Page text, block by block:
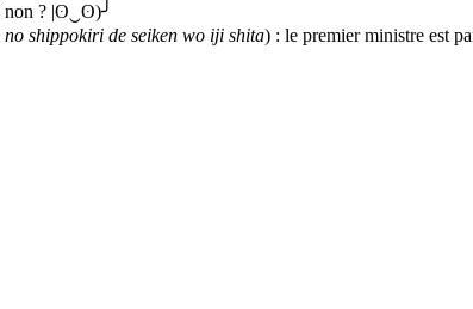
non ? |ʘ‿ʘ)╯
shippokiri de seiken wo iji shita) : le premier ministre est